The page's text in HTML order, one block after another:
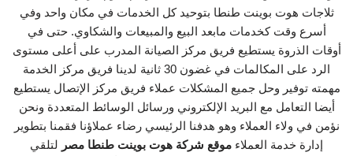
ثلاجات هوت بوينت طنطا بتوحيد كل الخدمات في مكان واحد وفي
أسرع وقت كخدمات مابعد البيع والمبيعات والشكاوي. حتى في
أوقات الذروة يستطيع فريق مركز الصيانة المدرب على أعلى مستوى
الرد على المكالمات في غضون 30 ثانية لدينا فريق مركز الخدمة
مهمته توفير وحل جميع المشكلات عملاء فريق مركز الإتصال يستطيع
أيضا التعامل مع البريد الإلكتروني ورسائل الوسائط المتعددة ونحن
نؤمن في ولاء العملاء وهو هدفنا الرئيسي رضاء عملاؤنا فقمنا بتطوير
إدارة خدمة العملاء موقع شركة هوت بوينت طنطا مصر لتلقي